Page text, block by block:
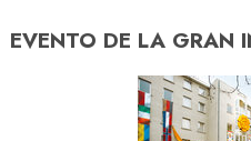
EVENTO DE LA GRAN